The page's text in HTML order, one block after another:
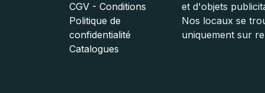
CGV - Conditions
Politique de
confidentialité
Catalogues
et d'objets
Nos locaux se
uniquement sur